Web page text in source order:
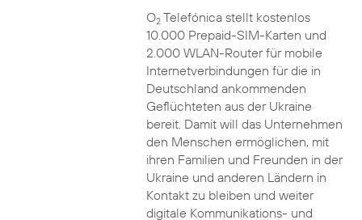
O2Telefónica stellt kostenlos
10.000 Prepaid-SIM-Karten und
2.000 WLAN-Router für mobile
Internetverbindungen für die in
Deutschland ankommenden
Geflüchteten aus der Ukraine
bereit. Damit will das Unternehmen
den Menschen ermöglichen, mit
ihren Familien und Freunden in der
Ukraine und anderen Ländern in
Kontakt zu bleiben und weiter
digitale Kommunikations- und